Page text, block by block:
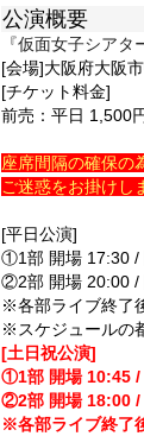
公演概要
『仮面女子シアタ
[会場]大阪府大阪
[チケット料金]
前売：平日 1,500
座席間隔の確保の
ご迷惑をお掛けし
[平日公演]
①1部 開場 17:30 /
②2部 開場 20:00 /
※各部ライブ終了
※スケジュールの
[土日祝公演]
①1部 開場 10:45 /
②2部 開場 18:00 /
※各部ライブ終了